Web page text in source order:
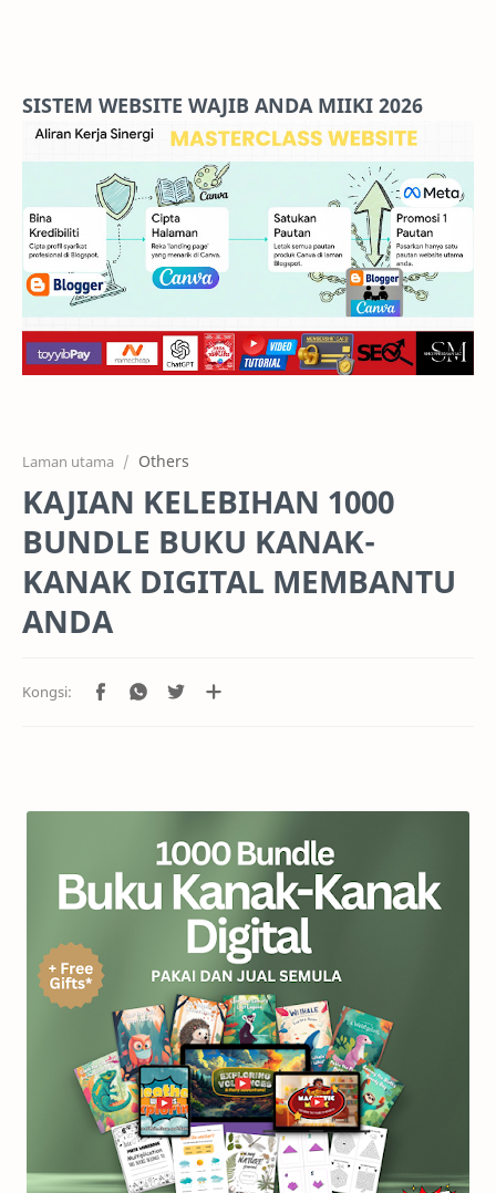
Features
Pricing
Services
RTL Mode
SISTEM WEBSITE WAJIB ANDA MIIKI 2026
Laman utama Others
KAJIAN KELEBIHAN 1000
BUNDLE BUKU KANAK-
KANAK DIGITAL MEMBANTU
ANDA